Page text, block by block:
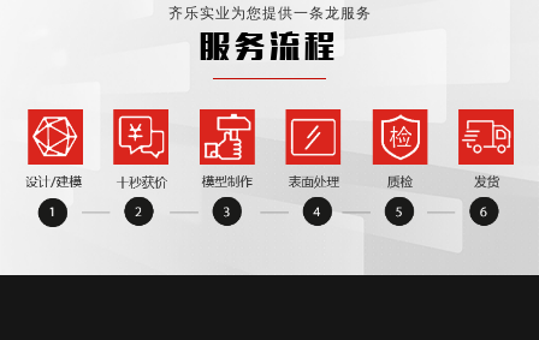
齐乐实业为您提供一条龙服务
服务流程